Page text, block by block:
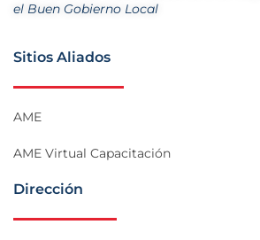
el Buen Gobierno Local
Sitios Aliados
AME
AME Virtual Capacitación
Dirección